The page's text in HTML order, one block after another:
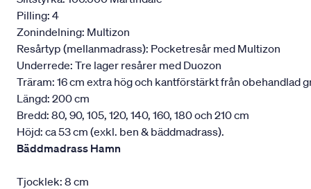
Pilling: 4
Zonindelning: Multizon
Resårtyp (mellanmadrass): Pocketresår med Multizon
Underrede: Tre lager resårer med Duozon
Träram: 16 cm extra hög och kantförstärkt från obehandlad
Längd: 200 cm
Bredd: 80, 90, 105, 120, 140, 160, 180 och 210 cm
Höjd: ca 53 cm (exkl. ben & bäddmadrass).
Bäddmadrass Hamn
Tjocklek: 8 cm